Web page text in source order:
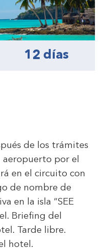
12 días
de los trámites
aeropuerto por el
en el circuito con
de nombre de
en la isla “SEE
Briefing del
Tarde libre.
hotel.